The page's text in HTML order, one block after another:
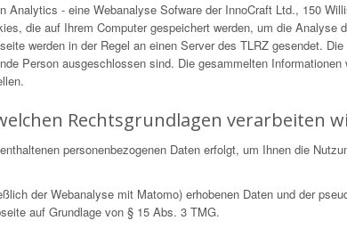
Analytics - eine Webanalyse Sofware der InnoCraft Ltd., 150
die auf Ihrem Computer gespeichert werden, um die
werden in der Regel an einen Server des TLRZ gesendet.
Person ausgeschlossen sind. Die gesammelten
Rechtsgrundlagen verarbeiten
personenbezogenen Daten erfolgt, um Ihnen die
der Webanalyse mit Matomo) erhobenen Daten und der
auf Grundlage von § 15 Abs. 3 TMG.